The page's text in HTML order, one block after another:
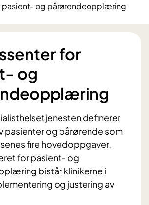
pasient- og pårørendeopplæring
for
og
definerer
pasienter og pårørende som
fire hovedoppgaver.
for pasient- og
bistår klinikerne i
og justering av